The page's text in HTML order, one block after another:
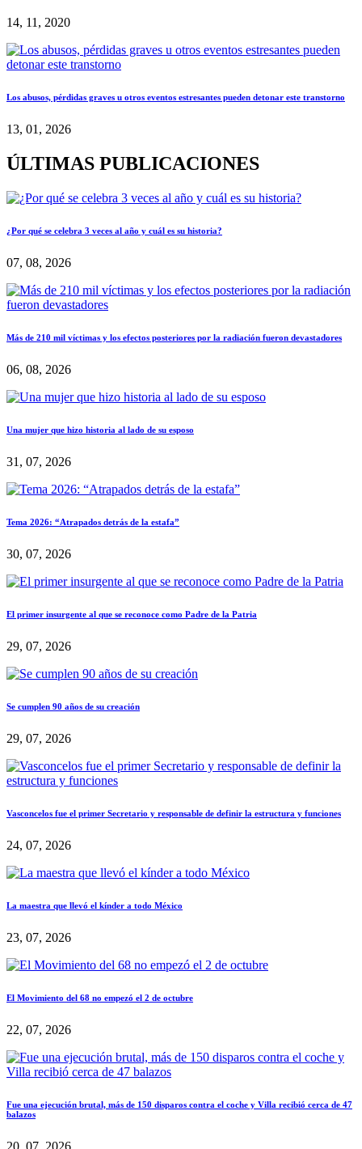
14, 11, 2020
Los abusos, pérdidas graves u otros eventos estresantes pueden detonar este transtorno
13, 01, 2026
ÚLTIMAS PUBLICACIONES
¿Por qué se celebra 3 veces al año y cuál es su historia?
07, 08, 2026
Más de 210 mil víctimas y los efectos posteriores por la radiación fueron devastadores
06, 08, 2026
Una mujer que hizo historia al lado de su esposo
31, 07, 2026
Tema 2026: “Atrapados detrás de la estafa”
30, 07, 2026
El primer insurgente al que se reconoce como Padre de la Patria
29, 07, 2026
Se cumplen 90 años de su creación
29, 07, 2026
Vasconcelos fue el primer Secretario y responsable de definir la estructura y funciones
24, 07, 2026
La maestra que llevó el kínder a todo México
23, 07, 2026
El Movimiento del 68 no empezó el 2 de octubre
22, 07, 2026
Fue una ejecución brutal, más de 150 disparos contra el coche y Villa recibió cerca de 47
balazos
20, 07, 2026